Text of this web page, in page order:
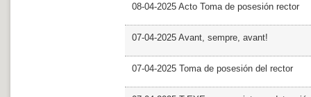
08-04-2025 Acto Toma de posesión rector
07-04-2025 Avant, sempre, avant!
07-04-2025 Toma de posesión del rector